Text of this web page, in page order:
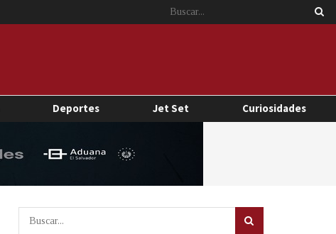
Deportes Jet Set Curiosidades